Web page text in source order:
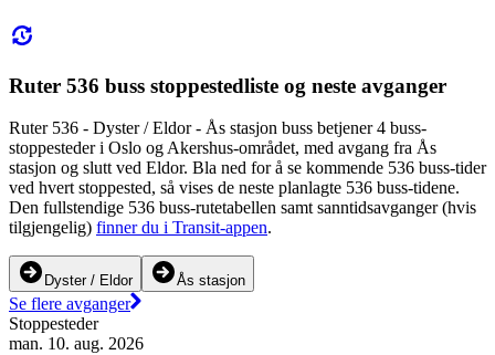
Ruter 536 buss stoppestedliste og neste avganger
Ruter 536 - Dyster / Eldor - Ås stasjon buss betjener 4 buss-
stoppesteder i Oslo og Akershus-området, med avgang fra Ås
stasjon og slutt ved Eldor. Bla ned for å se kommende 536 buss-tider
ved hvert stoppested, så vises de neste planlagte 536 buss-tidene.
Den fullstendige 536 buss-rutetabellen samt sanntidsavganger (hvis
tilgjengelig) finner du i Transit-appen.
Dyster / Eldor Ås stasjon
Se flere avganger
Stoppesteder
man. 10. aug. 2026